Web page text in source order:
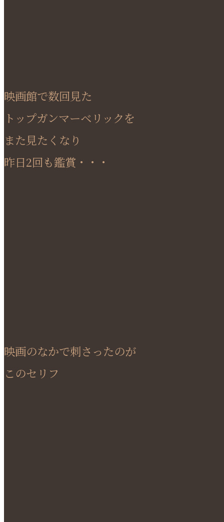
映画館で数回見た
トップガンマーベリックを
また見たくなり
昨日2回も鑑賞・・・
映画のなかで刺さったのが
このセリフ